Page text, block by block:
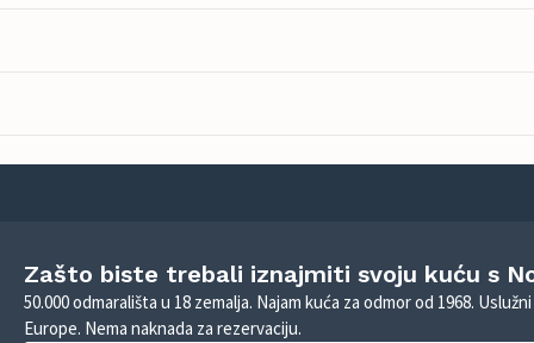
Zašto biste trebali iznajmiti svoju kuću s
50.000 odmarališta u 18 zemalja. Najam kuća za odmor od 1968.
Europe. Nema naknada za rezervaciju.